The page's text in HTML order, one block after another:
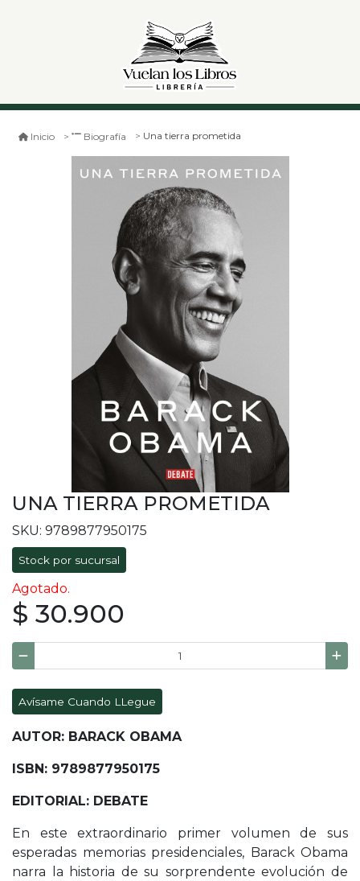
Inicio Biografía Una tierra prometida
UNA TIERRA PROMETIDA
SKU: 9789877950175
Stock por sucursal
Agotado.
$ 30.900
Avísame Cuando LLegue
AUTOR: BARACK OBAMA
ISBN: 9789877950175
EDITORIAL: DEBATE
En este extraordinario primer volumen de sus
esperadas memorias presidenciales, Barack Obama
narra la historia de su sorprendente evolución de